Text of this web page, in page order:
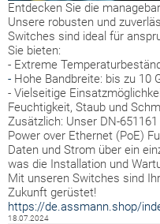
Entdecken Sie die
Unsere robusten und
Switches sind ideal für
Sie bieten:
- Extreme
- Hohe Bandbreite: bis zu 10
- Vielseitige
Feuchtigkeit, Staub und
Zusätzlich: Unser DN-
Power over Ethernet (PoE)
Daten und Strom über ein
was die Installation und
Mit unseren Switches sind
Zukunft gerüstet!
https://de.assmann.shop/
18.07.2024